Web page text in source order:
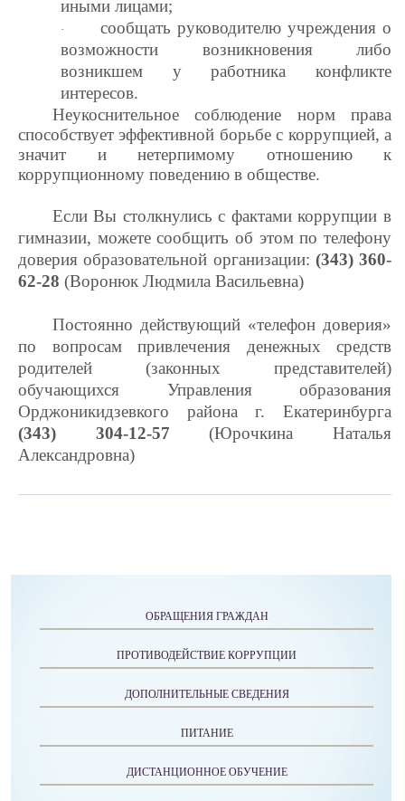
иными лицами;
·
сообщать руководителю учреждения о
возможности возникновения либо
возникшем у работника конфликте
интересов.
Неукоснительное соблюдение норм права
способствует эффективной борьбе с коррупцией, а
значит и нетерпимому отношению к
коррупционному поведению в обществе.
Если Вы столкнулись с фактами коррупции в
гимназии, можете сообщить об этом по телефону
доверия образовательной организации: (343) 360-
62-28 (Воронюк Людмила Васильевна)
Постоянно действующий «телефон доверия»
по вопросам привлечения денежных средств
родителей (законных представителей)
обучающихся Управления образования
Орджоникидзевкого района г. Екатеринбурга
(343) 304-12-57 (Юрочкина Наталья
Александровна)
ОБРАЩЕНИЯ ГРАЖДАН
ПРОТИВОДЕЙСТВИЕ КОРРУПЦИИ
ДОПОЛНИТЕЛЬНЫЕ СВЕДЕНИЯ
ПИТАНИЕ
ДИСТАНЦИОННОЕ ОБУЧЕНИЕ